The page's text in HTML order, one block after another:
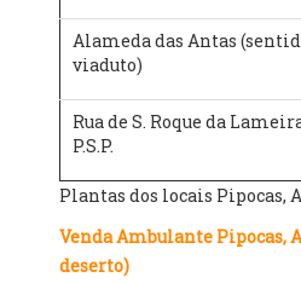
Alameda das Antas
viaduto)
Rua de S. Roque da
P.S.P.
Plantas dos locais Pipocas,
Venda Ambulante Pipocas,
deserto)